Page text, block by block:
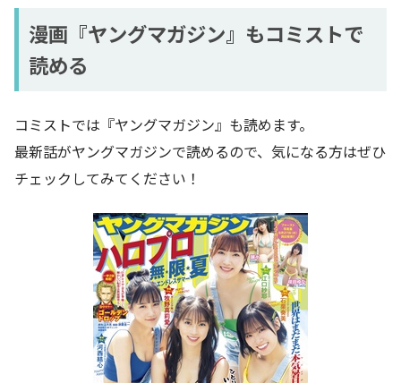
漫画『ヤングマガジン』もコミストで
読める
コミストでは『ヤングマガジン』も読めます。
最新話がヤングマガジンで読めるので、気になる方はぜひ
チェックしてみてください！